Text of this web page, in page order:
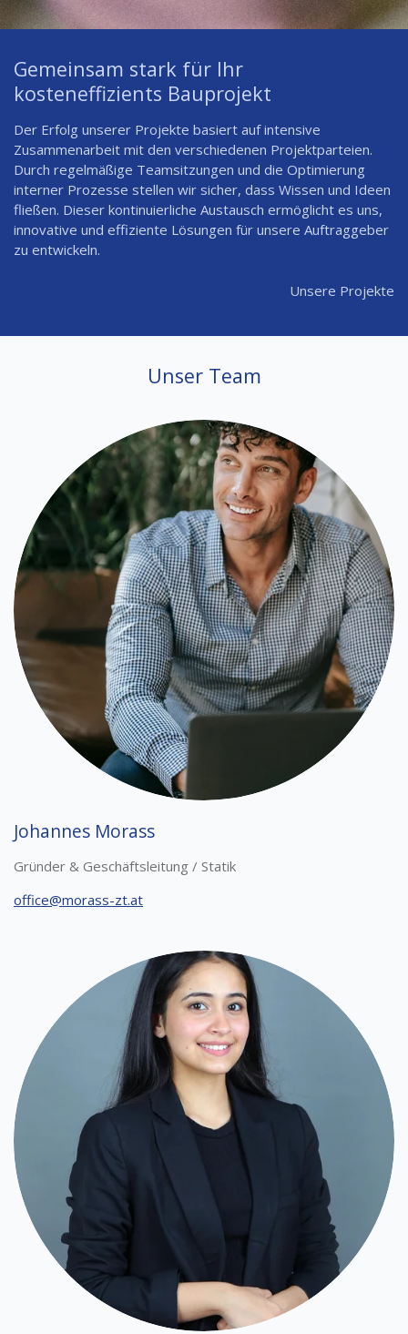
Gemeinsam stark für Ihr
kosteneffizients Bauprojekt
Der Erfolg unserer Projekte basiert auf intensive
Zusammenarbeit mit den verschiedenen Projektparteien.
Durch regelmäßige Teamsitzungen und die Optimierung
interner Prozesse stellen wir sicher, dass Wissen und Ideen
fließen. Dieser kontinuierliche Austausch ermöglicht es uns,
innovative und effiziente Lösungen für unsere Auftraggeber
zu entwickeln.
Unsere Projekte
Unser Team
Johannes Morass
Gründer & Geschäftsleitung / Statik
office@morass-zt.at